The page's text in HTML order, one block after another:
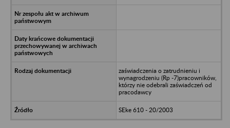
zaświadczenia o zatrudnieniu i
wynagrodzeniu (Rp -7)pracowników,
którzy nie odebrali zaświadczeń od
pracodawcy
SEke 610 - 20/2003